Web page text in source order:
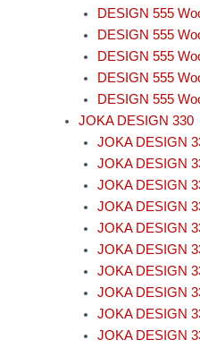
DESIGN 555
DESIGN 555
DESIGN 555
DESIGN 555
DESIGN 555
JOKA DESIGN 330
JOKA DESIGN
JOKA DESIGN
JOKA DESIGN
JOKA DESIGN
JOKA DESIGN
JOKA DESIGN
JOKA DESIGN
JOKA DESIGN
JOKA DESIGN
JOKA DESIGN